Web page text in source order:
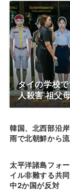
タイの学校
人殺害 祖父
韓国、北西部沿
雨で北朝鮮から
太平洋諸島フォ
イル非難する共
中2か国が反対